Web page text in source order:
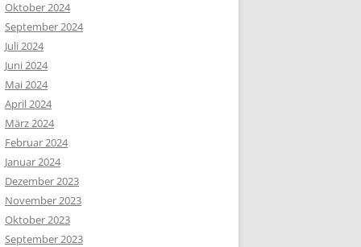
Oktober 2024
September 2024
Juli 2024
Juni 2024
Mai 2024
April 2024
März 2024
Februar 2024
Januar 2024
Dezember 2023
November 2023
Oktober 2023
September 2023